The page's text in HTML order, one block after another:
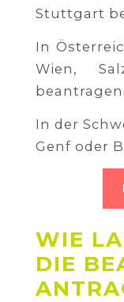
Stuttgart
In
Wien,
beantragen.
In der
Genf oder
WIE
DIE